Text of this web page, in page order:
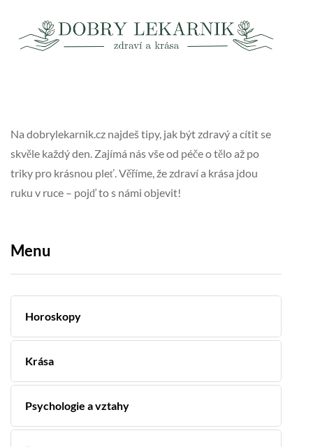
Na dobrylekarnik.cz najdeš tipy, jak být zdravý a cítit se
skvěle každý den. Zajímá nás vše od péče o tělo až po
triky pro krásnou pleť. Věříme, že zdraví a krása jdou
ruku v ruce – pojď to s námi objevit!
Menu
Horoskopy
Krása
Psychologie a vztahy